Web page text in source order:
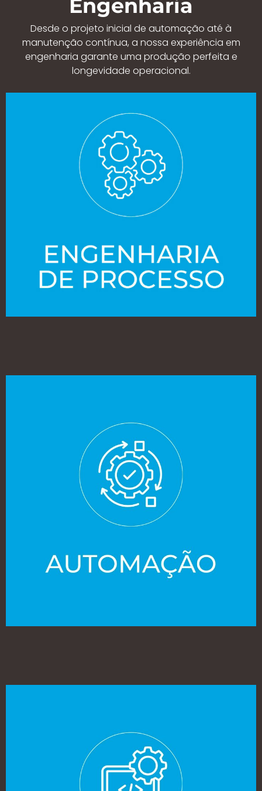
Engenharia
Desde o projeto inicial de automação até à
manutenção contínua, a nossa experiência em
engenharia garante uma produção perfeita e
longevidade operacional.
Concepção e desenvolvimento de soluções para a indústria
alimentar de alta viscosidade garantindo a máxima eficiência e
escalabilidade industrial do seu produto.
Implementação de tecnologia de ponta para transformar
operações manuais em fluxos de trabalho totalmente
automatizados e contínuos.